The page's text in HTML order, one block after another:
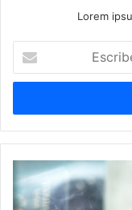
Lorem
correo
Pasaporte
electrónico
dominicano